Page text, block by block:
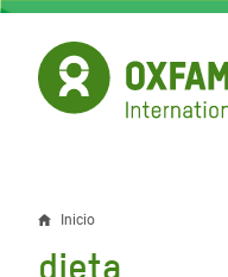
Pasar
contenido
principal
Sobrescribir
Inicio
dieta